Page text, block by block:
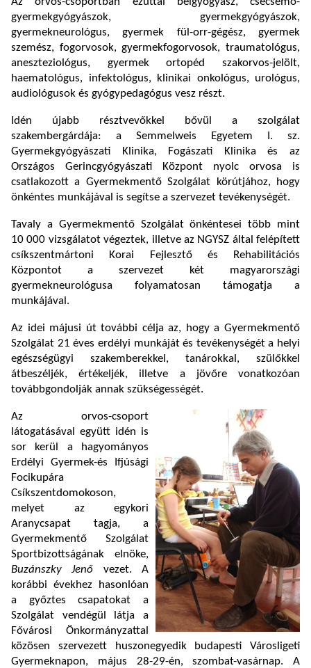
gyermekgyógyászok, gyermekgyógyászok,
gyermekneurológus, gyermek fül-orr-gégész, gyermek
szemész, fogorvosok, gyermekfogorvosok, traumatológus,
aneszteziológus, gyermek ortopéd szakorvos-jelölt,
haematológus, infektológus, klinikai onkológus, urológus,
audiológusok és gyógypedagógus vesz részt.
Idén újabb résztvevőkkel bővül a szolgálat
szakembergárdája: a Semmelweis Egyetem I. sz.
Gyermekgyógyászati Klinika, Fogászati Klinika és az
Országos Gerincgyógyászati Központ nyolc orvosa is
csatlakozott a Gyermekmentő Szolgálat körútjához, hogy
önkéntes munkájával is segítse a szervezet tevékenységét.
Tavaly a Gyermekmentő Szolgálat önkéntesei több mint
10 000 vizsgálatot végeztek, illetve az NGYSZ által felépített
csíkszentmártoni Korai Fejlesztő és Rehabilitációs
Központot a szervezet két magyarországi
gyermekneurológusa folyamatosan támogatja a
munkájával.
Az idei májusi út további célja az, hogy a Gyermekmentő
Szolgálat 21 éves erdélyi munkáját és tevékenységét a helyi
egészségügyi szakemberekkel, tanárokkal, szülőkkel
átbeszéljék, értékeljék, illetve a jövőre vonatkozóan
továbbgondolják annak szükségességét.
Az orvos-csoport
látogatásával együtt idén is
sor kerül a hagyományos
Erdélyi Gyermek-és Ifjúsági
Focikupára
Csíkszentdomokoson,
melyet az egykori
Aranycsapat tagja, a
Gyermekmentő Szolgálat
Sportbizottságának elnöke,
Buzánszky Jenő vezet. A
korábbi évekhez hasonlóan
a győztes csapatokat a
Szolgálat vendégül látja a
Fővárosi Önkormányzattal
közösen szervezett huszonegyedik budapesti Városligeti
Gyermeknapon, május 28-29-én, szombat-vasárnap. A